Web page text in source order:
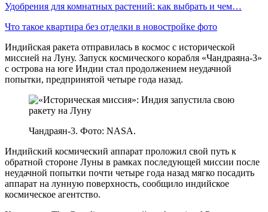
Удобрения для комнатных растений: как выбрать и чем…
Что такое квартира без отделки в новостройке фото
Индийская ракета отправилась в космос с исторической
миссией на Луну. Запуск космического корабля «Чандраяна-3»
с острова на юге Индии стал продолжением неудачной
попытки, предпринятой четыре года назад.
Чандраян-3. Фото: NASA.
Индийский космический аппарат проложил свой путь к
обратной стороне Луны в рамках последующей миссии после
неудачной попытки почти четыре года назад мягко посадить
аппарат на лунную поверхность, сообщило индийское
космическое агентство.